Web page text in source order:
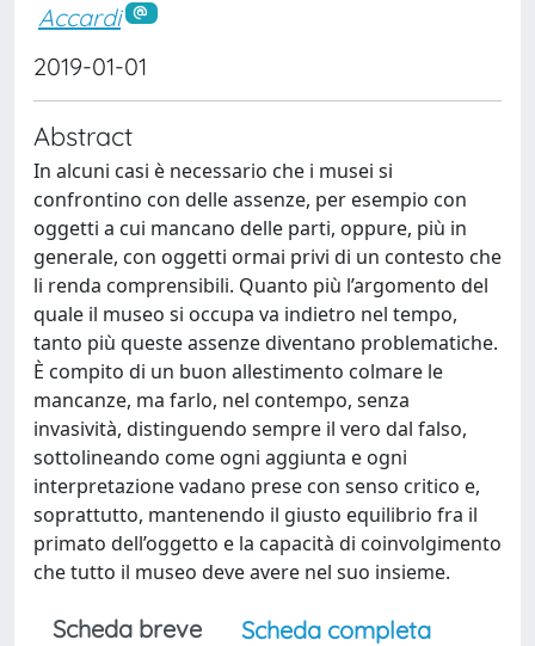
Accardi
2019-01-01
Abstract
In alcuni casi è necessario che i musei si
confrontino con delle assenze, per esempio con
oggetti a cui mancano delle parti, oppure, più in
generale, con oggetti ormai privi di un contesto che
li renda comprensibili. Quanto più l’argomento del
quale il museo si occupa va indietro nel tempo,
tanto più queste assenze diventano problematiche.
È compito di un buon allestimento colmare le
mancanze, ma farlo, nel contempo, senza
invasività, distinguendo sempre il vero dal falso,
sottolineando come ogni aggiunta e ogni
interpretazione vadano prese con senso critico e,
soprattutto, mantenendo il giusto equilibrio fra il
primato dell’oggetto e la capacità di coinvolgimento
che tutto il museo deve avere nel suo insieme.
Scheda breve
Scheda completa